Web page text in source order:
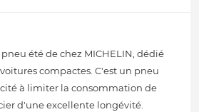
pneu été de chez MICHELIN, dédié
compactes. C'est un pneu
à limiter la consommation de
d'une excellente longévité.